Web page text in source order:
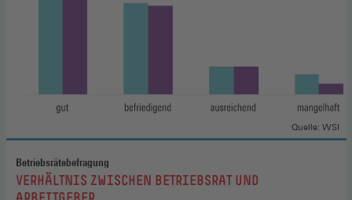
Betriebsrätebefragung
:VERHÄLTNIS ZWISCHEN BETRIEBSRAT UND
Quelle: WSI